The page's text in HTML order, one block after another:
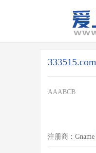
333515.com
AAABCB
注册商：Gname